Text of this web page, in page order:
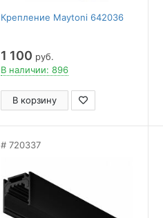
Крепление Maytoni 642036
1 100 руб.
В наличии: 896
В корзину
720337